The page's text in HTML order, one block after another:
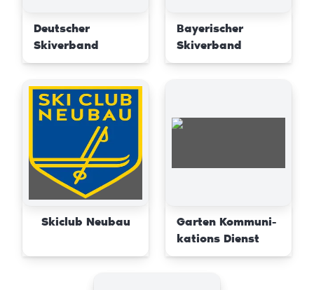
Deutscher
Skiverband
Bayerischer
Skiverband
Skiclub Neubau
Garten Kommuni-
kations Dienst